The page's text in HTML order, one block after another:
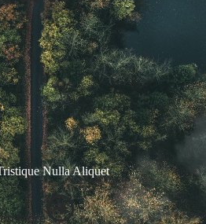
Nulla Aliquet
More